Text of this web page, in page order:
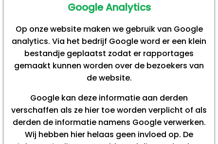
Google Analytics
Op onze website maken we gebruik van Google
analytics. Via het bedrijf Google word er een klein
bestandje geplaatst zodat er rapportages
gemaakt kunnen worden over de bezoekers van
de website.
Google kan deze informatie aan derden
verschaffen als ze hier toe worden verplicht of als
derden de informatie namens Google verwerken.
Wij hebben hier helaas geen invloed op. De